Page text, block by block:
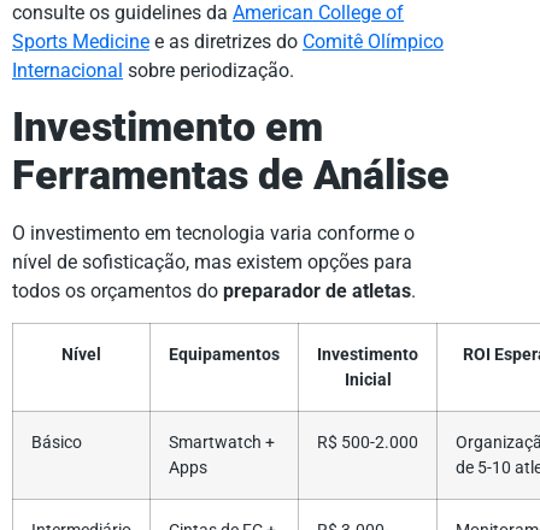
consulte os guidelines da American College of
Sports Medicine e as diretrizes do Comitê Olímpico
Internacional sobre periodização.
Investimento em
Ferramentas de Análise
O investimento em tecnologia varia conforme o
nível de sofisticação, mas existem opções para
todos os orçamentos do preparador de atletas.
Nível Equipamentos
Investimento
Inicial
ROI
Básico
Smartwatch +
Apps
R$ 500-2.000
de 5-10